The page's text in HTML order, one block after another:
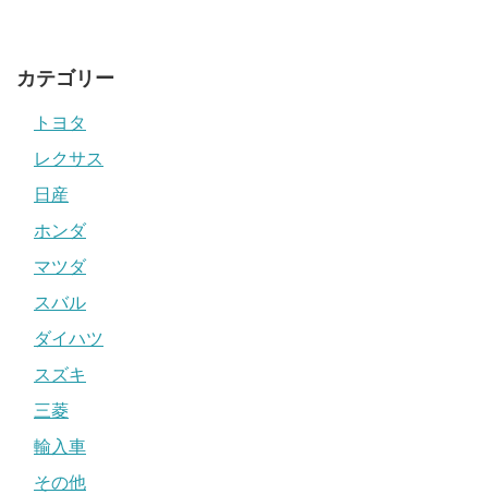
カテゴリー
トヨタ
レクサス
日産
ホンダ
マツダ
スバル
ダイハツ
スズキ
三菱
輸入車
その他